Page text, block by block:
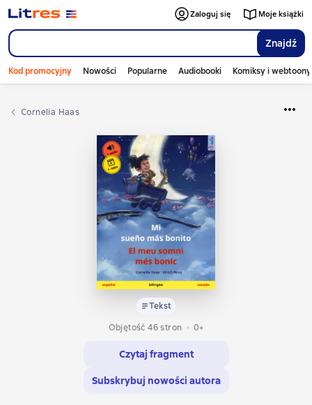
Znajdź
Zaloguj się Moje książki
Kod promocyjny Nowości Popularne Audiobooki Komiksy i webtoony
Cornelia Haas
Tekst
Objętość 46 stron
0+
Czytaj fragment
Subskrybuj nowości autora